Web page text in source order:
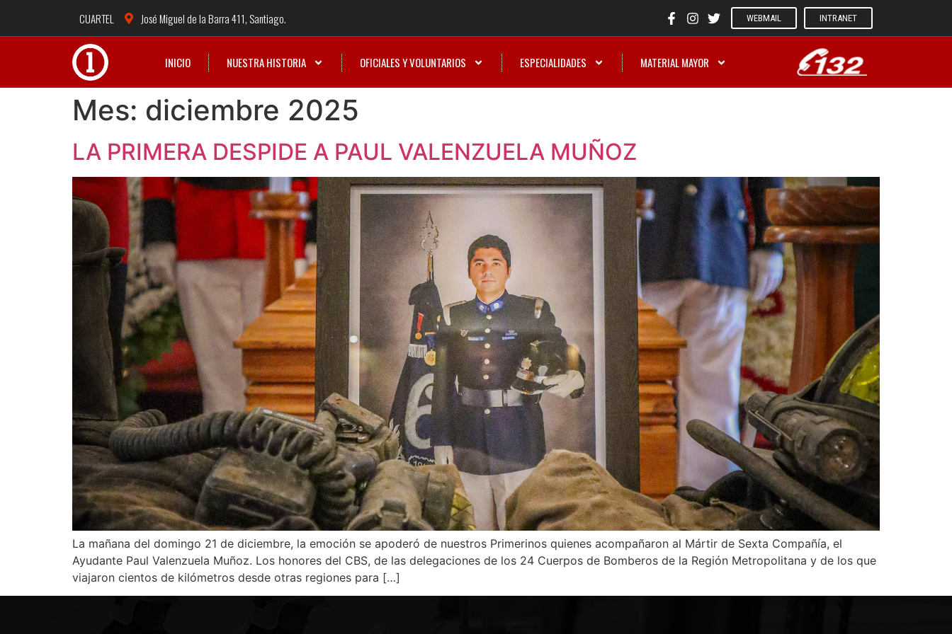
CUARTEL José Miguel de la Barra 411, Santiago. WEBMAIL INTRANET
INICIO NUESTRA HISTORIA OFICIALES Y VOLUNTARIOS ESPECIALIDADES MATERIAL MAYOR
Mes: diciembre 2025
LA PRIMERA DESPIDE A PAUL VALENZUELA MUÑOZ
La mañana del domingo 21 de diciembre, la emoción se apoderó de nuestros Primerinos quienes acompañaron al Mártir de Sexta Compañía, el
Ayudante Paul Valenzuela Muñoz. Los honores del CBS, de las delegaciones de los 24 Cuerpos de Bomberos de la Región Metropolitana y de los que
viajaron cientos de kilómetros desde otras regiones para […]